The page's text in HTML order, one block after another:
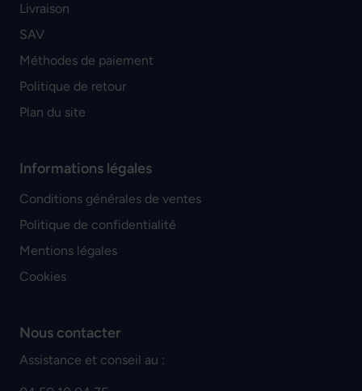
Livraison
SAV
Méthodes de paiement
Politique de retour
Plan du site
Informations légales
Conditions générales de ventes
Politique de confidentialité
Mentions légales
Cookies
Nous contacter
Assistance et conseil au :